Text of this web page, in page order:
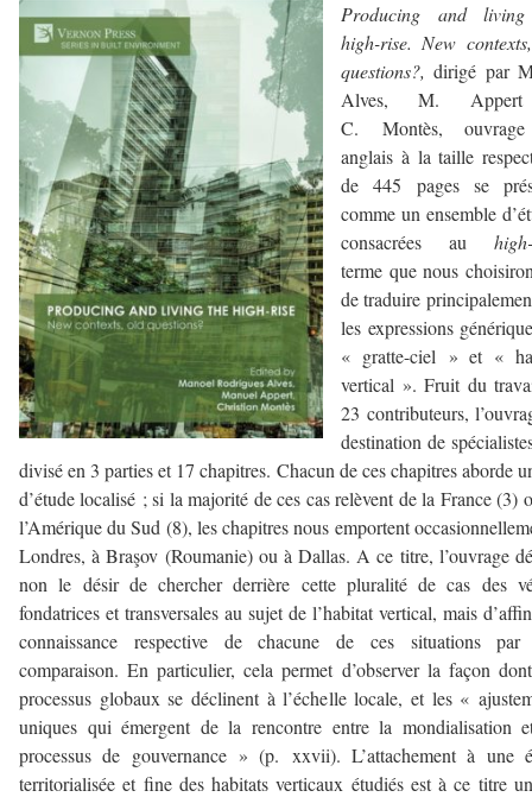
Producing and
high-rise. New
questions?,dirigé par
Alves, M.
C. Montès,
anglais à la taille
de 445 pages se
comme un ensemble
consacrées au
terme que nous
de traduire
les expressions
« gratte-ciel » et «
vertical ». Fruit du
23 contributeurs,
destination de
divisé en 3 parties et 17 chapitres. Chacun de ces chapitres aborde
d’étude localisé ; si la majorité de ces cas relèvent de la France (3)
l’Amérique du Sud (8), les chapitres nous emportent
Londres, à Braşov (Roumanie) ou à Dallas. A ce titre, l’ouvrage
non le désir de chercher derrière cette pluralité de cas des
fondatrices et transversales au sujet de l’habitat vertical, mais
connaissance respective de chacune de ces situations par
comparaison. En particulier, cela permet d’observer la façon
processus globaux se déclinent à l’échelle locale, et les «
uniques qui émergent de la rencontre entre la mondialisation
processus de gouvernance » (p. xxvii). L’attachement à une
territorialisée et fine des habitats verticaux étudiés est à ce titre